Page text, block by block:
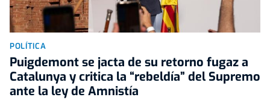
POLÍTICA
Puigdemont se jacta de su retorno fugaz a
Catalunya y critica la “rebeldía” del Supremo
ante la ley de Amnistía